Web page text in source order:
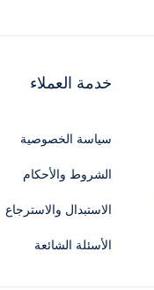
خدمة العملاء
سياسة الخصوصية
الشروط والأحكام
الاستبدال والاسترجاع
الأسئلة الشائعة